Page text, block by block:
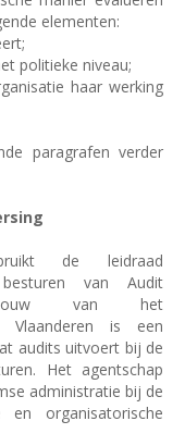
elementen:
politieke niveau;
haar werking
paragrafen verder
de leidraad
van Audit
van het
Vlaanderen is een
audits uitvoert bij de
Het agentschap
administratie bij de
en organisatorische